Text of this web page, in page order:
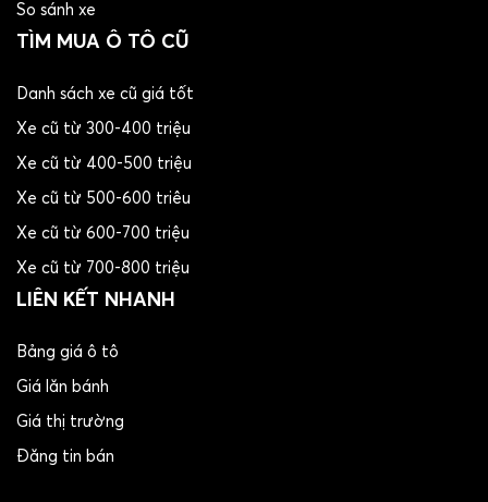
So sánh xe
TÌM MUA Ô TÔ CŨ
Danh sách xe cũ giá tốt
Xe cũ từ 300-400 triệu
Xe cũ từ 400-500 triệu
Xe cũ từ 500-600 triêu
Xe cũ từ 600-700 triệu
Xe cũ từ 700-800 triệu
LIÊN KẾT NHANH
Bảng giá ô tô
Giá lăn bánh
Giá thị trường
Đăng tin bán